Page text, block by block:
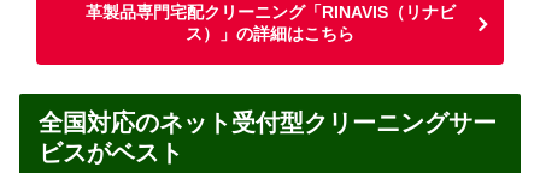
革製品専門宅配クリーニング「RINAVIS（リナビ
ス）」の詳細はこちら
全国対応のネット受付型クリーニングサー
ビスがベスト